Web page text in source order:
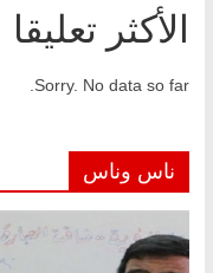
الأكثر تعليقا
Sorry. No data so far.
ناس وناس